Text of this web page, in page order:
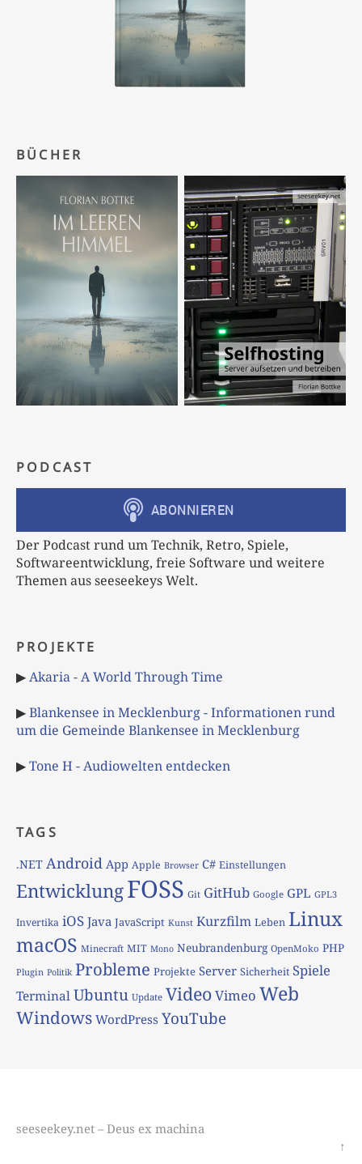
BÜCHER
PODCAST
Der Podcast rund um Technik, Retro, Spiele,
Softwareentwicklung, freie Software und weitere
Themen aus seeseekeys Welt.
PROJEKTE
▶Akaria - A World Through Time
▶Blankensee in Mecklenburg - Informationen rund
um die Gemeinde Blankensee in Mecklenburg
▶Tone H - Audiowelten entdecken
TAGS
.NET Android App Apple Browser C# Einstellungen
EntwicklungFOSS Git GitHub Google GPL GPL3
Invertika iOS Java JavaScript Kunst Kurzfilm Leben Linux
macOS Minecraft MIT Mono Neubrandenburg OpenMoko PHP
Plugin Politik Probleme Projekte Server Sicherheit Spiele
TerminalUbuntu Update VideoVimeo Web
Windows WordPress YouTube
seeseekey.net – Deus ex machina
↑